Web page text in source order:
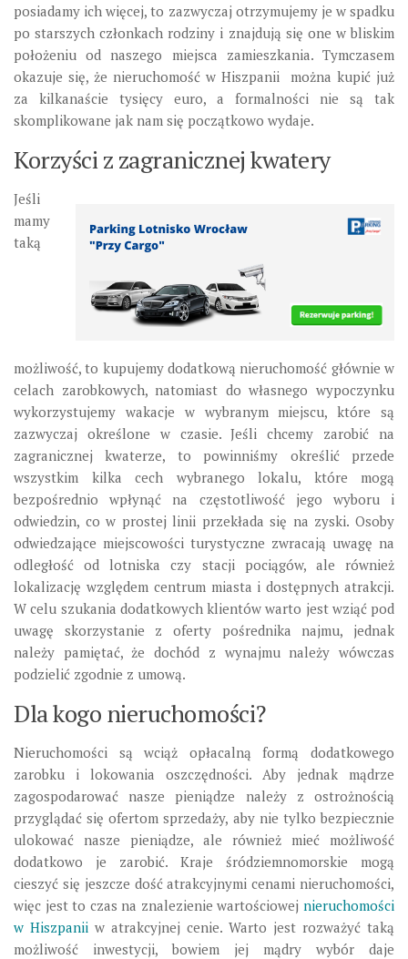
posiadamy ich więcej, to zazwyczaj otrzymujemy je w spadku
po starszych członkach rodziny i znajdują się one w bliskim
położeniu od naszego miejsca zamieszkania. Tymczasem
okazuje się, że nieruchomość w Hiszpanii można kupić już
za kilkanaście tysięcy euro, a formalności nie są tak
skomplikowane jak nam się początkowo wydaje.
Korzyści z zagranicznej kwatery
Jeśli
mamy
taką
możliwość, to kupujemy dodatkową nieruchomość głównie w
celach zarobkowych, natomiast do własnego wypoczynku
wykorzystujemy wakacje w wybranym miejscu, które są
zazwyczaj określone w czasie. Jeśli chcemy zarobić na
zagranicznej kwaterze, to powinniśmy określić przede
wszystkim kilka cech wybranego lokalu, które mogą
bezpośrednio wpłynąć na częstotliwość jego wyboru i
odwiedzin, co w prostej linii przekłada się na zyski. Osoby
odwiedzające miejscowości turystyczne zwracają uwagę na
odległość od lotniska czy stacji pociągów, ale również
lokalizację względem centrum miasta i dostępnych atrakcji.
W celu szukania dodatkowych klientów warto jest wziąć pod
uwagę skorzystanie z oferty pośrednika najmu, jednak
należy pamiętać, że dochód z wynajmu należy wówczas
podzielić zgodnie z umową.
Dla kogo nieruchomości?
Nieruchomości są wciąż opłacalną formą dodatkowego
zarobku i lokowania oszczędności. Aby jednak mądrze
zagospodarować nasze pieniądze należy z ostrożnością
przyglądać się ofertom sprzedaży, aby nie tylko bezpiecznie
ulokować nasze pieniądze, ale również mieć możliwość
dodatkowo je zarobić. Kraje śródziemnomorskie mogą
cieszyć się jeszcze dość atrakcyjnymi cenami nieruchomości,
więc jest to czas na znalezienie wartościowej nieruchomości
w Hiszpanii w atrakcyjnej cenie. Warto jest rozważyć taką
możliwość inwestycji, bowiem jej mądry wybór daje